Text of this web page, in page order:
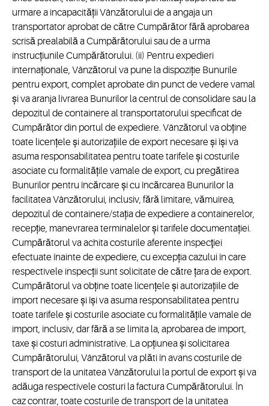
urmare a incapacității Vânzătorului de a angaja un
transportator aprobat de către Cumpărător fără aprobarea
scrisă prealabilă a Cumpărătorului sau de a urma
instrucțiunile Cumpărătorului. (ii) Pentru expedieri
internaționale, Vânzătorul va pune la dispoziție Bunurile
pentru export, complet aprobate din punct de vedere vamal
și va aranja livrarea Bunurilor la centrul de consolidare sau la
depozitul de containere al transportatorului specificat de
Cumpărător din portul de expediere. Vânzătorul va obține
toate licențele și autorizațiile de export necesare și își va
asuma responsabilitatea pentru toate tarifele și costurile
asociate cu formalitățile vamale de export, cu pregătirea
Bunurilor pentru încărcare și cu încărcarea Bunurilor la
facilitatea Vânzătorului, inclusiv, fără limitare, vămuirea,
depozitul de containere/stația de expediere a containerelor,
recepție, manevrarea terminalelor și tarifele documentației.
Cumpărătorul va achita costurile aferente inspecţiei
efectuate înainte de expediere, cu excepția cazului în care
respectivele inspecții sunt solicitate de către țara de export.
Cumpărătorul va obține toate licențele și autorizațiile de
import necesare și își va asuma responsabilitatea pentru
toate tarifele și costurile asociate cu formalitățile vamale de
import, inclusiv, dar fără a se limita la, aprobarea de import,
taxe și costuri administrative. La opțiunea și solicitarea
Cumpărătorului, Vânzătorul va plăti în avans costurile de
transport de la unitatea Vânzătorului la portul de export și va
adăuga respectivele costuri la factura Cumpărătorului. În
caz contrar, toate costurile de transport de la unitatea